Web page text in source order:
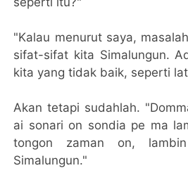
"Kalau menurut saya,
sifat-sifat kita Simalungun.
kita yang tidak baik, seperti
Akan tetapi sudahlah.
ai sonari on sondia pe ma
tongon zaman on,
Simalungun."